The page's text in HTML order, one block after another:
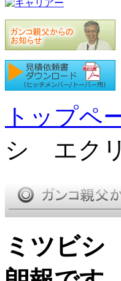
トップペ
シ エク
ミツビシ